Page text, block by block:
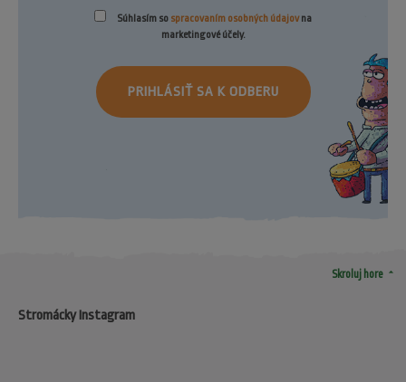
Súhlasím so spracovaním osobných údajovna
marketingové účely.
PRIHLÁSIŤ SA K ODBERU
Skroluj hore arrow_drop_up
Stromácky Instagram